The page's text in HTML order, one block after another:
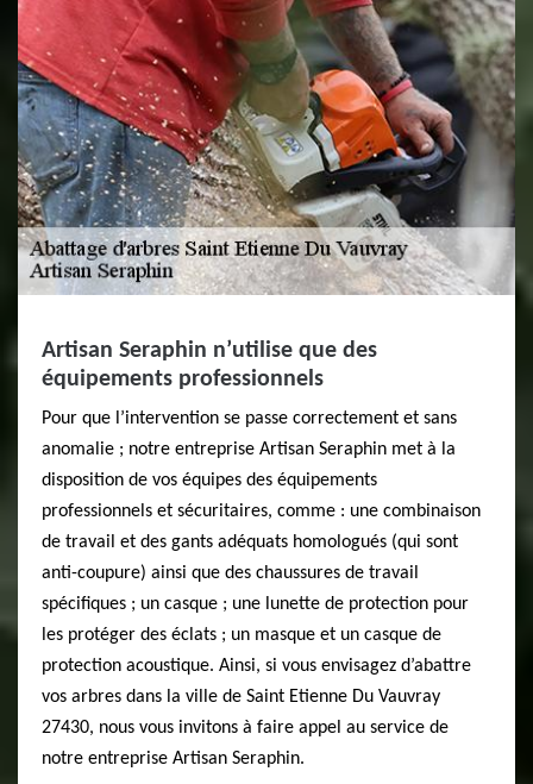
Artisan Seraphin n’utilise que des
équipements professionnels
Pour que l’intervention se passe correctement et sans
anomalie ; notre entreprise Artisan Seraphin met à la
disposition de vos équipes des équipements
professionnels et sécuritaires, comme : une combinaison
de travail et des gants adéquats homologués (qui sont
anti-coupure) ainsi que des chaussures de travail
spécifiques ; un casque ; une lunette de protection pour
les protéger des éclats ; un masque et un casque de
protection acoustique. Ainsi, si vous envisagez d’abattre
vos arbres dans la ville de Saint Etienne Du Vauvray
27430, nous vous invitons à faire appel au service de
notre entreprise Artisan Seraphin.